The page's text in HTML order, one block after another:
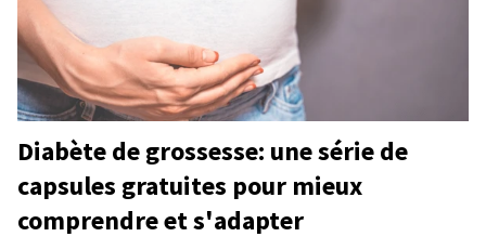
Diabète de grossesse: une série de
capsules gratuites pour mieux
comprendre et s'adapter